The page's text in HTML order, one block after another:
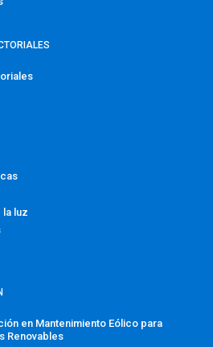
la luz
en Mantenimiento Eólico para
Renovables